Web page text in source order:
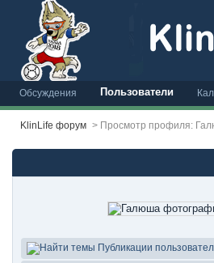
Обсуждения Пользователи
KlinLife форум > Просмотр профиля:
Публикации